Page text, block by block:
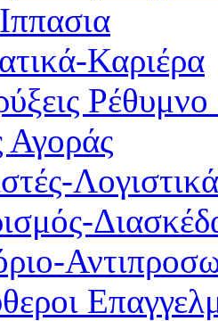
Καριέρα
Αγοράς